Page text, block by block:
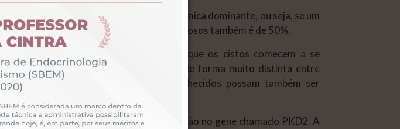
origem genética. É uma doença autossômica dominante, ou seja, se um
a sua chance de ter os genes defeituosos também é de 50%.
genes da doença policística renal para que os cistos comecem a se
Os rins policísticos se manifestam de forma muito distinta entre
que fatores ambientas ainda não reconhecidos possam também ser
Os restantes 15% herdam a mutação no gene chamado PKD2. A